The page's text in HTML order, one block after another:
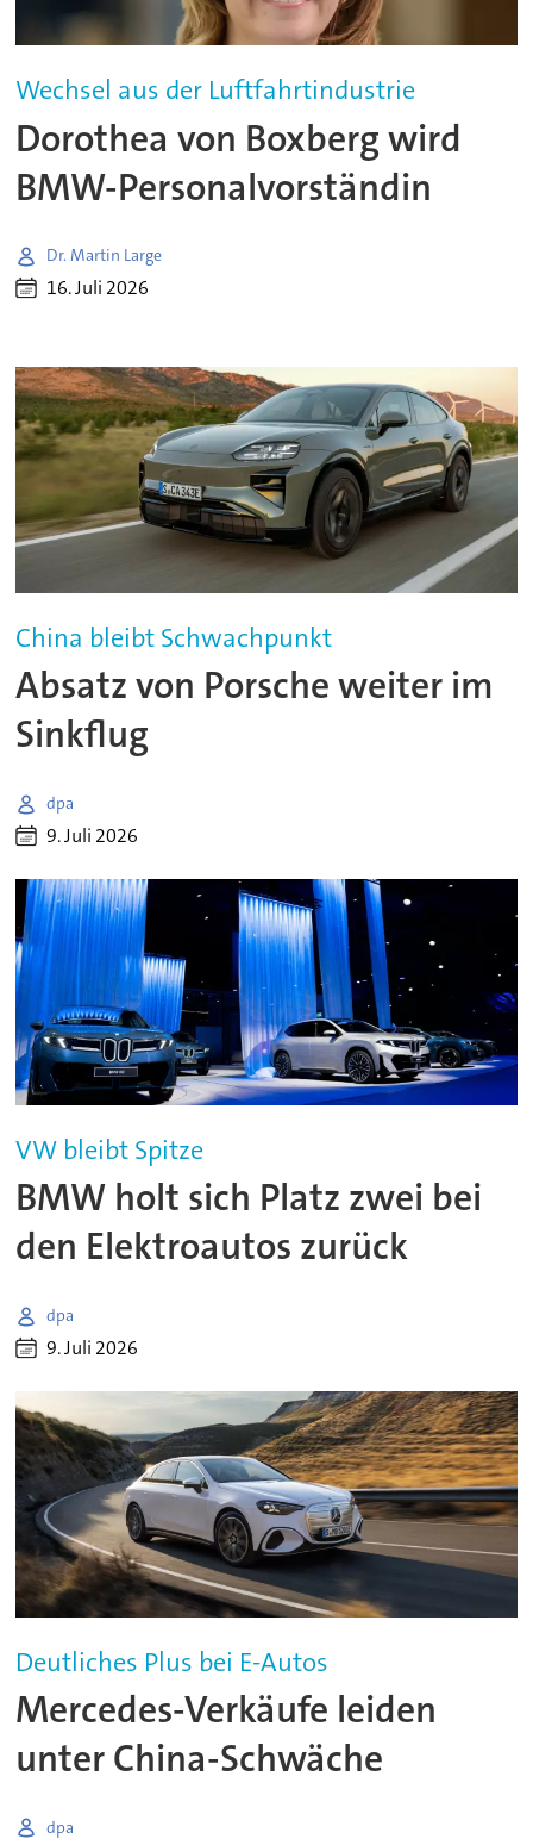
Wechsel aus der Luftfahrtindustrie
Dorothea von Boxberg wird
BMW-Personalvorständin
Dr. Martin Large
16. Juli 2026
China bleibt Schwachpunkt
Absatz von Porsche weiter im
Sinkflug
dpa
9. Juli 2026
VW bleibt Spitze
BMW holt sich Platz zwei bei
den Elektroautos zurück
dpa
9. Juli 2026
Deutliches Plus bei E-Autos
Mercedes-Verkäufe leiden
unter China-Schwäche
dpa